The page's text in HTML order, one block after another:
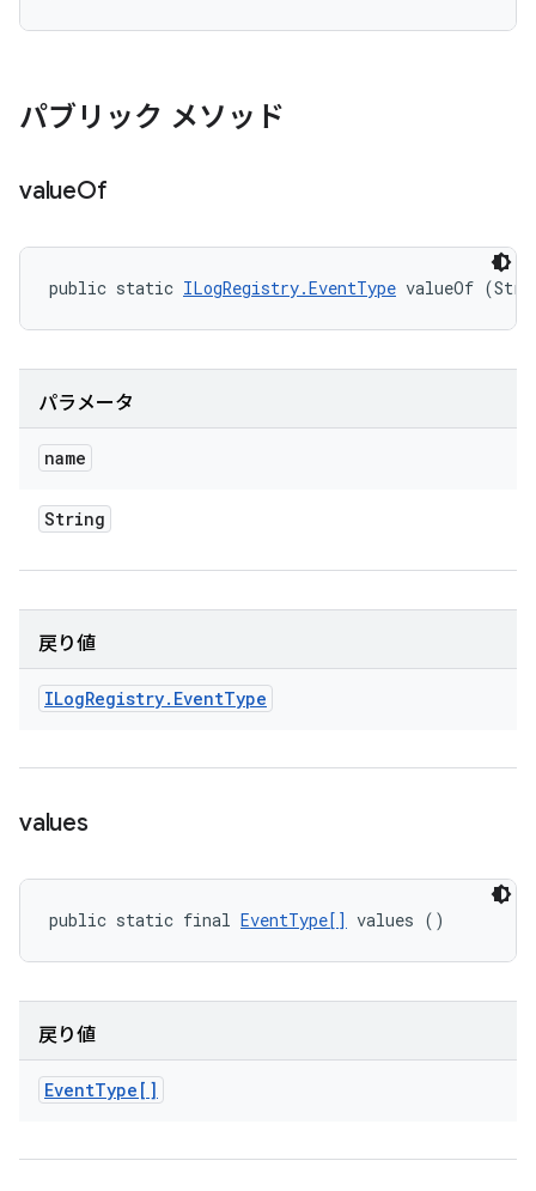
パブリック メソッド
valueOf
public static ILogRegistry.EventType valueOf
パラメータ
name
String
戻り値
ILogRegistry. EventType
values
public static final EventType[] values ()
戻り値
EventType[]